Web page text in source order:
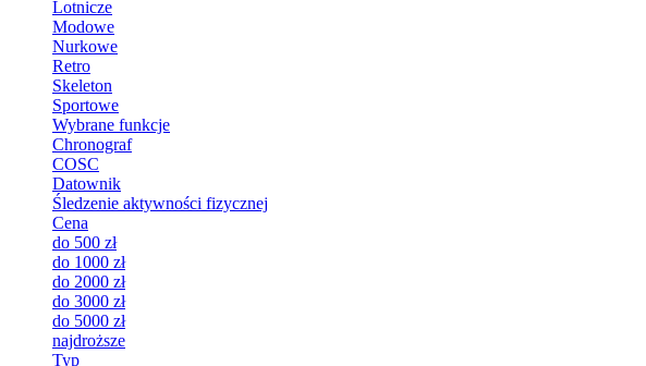
Lotnicze
Modowe
Nurkowe
Retro
Skeleton
Sportowe
Wybrane funkcje
Chronograf
COSC
Datownik
Śledzenie aktywności fizycznej
Cena
do 500 zł
do 1000 zł
do 2000 zł
do 3000 zł
do 5000 zł
najdroższe
Typ